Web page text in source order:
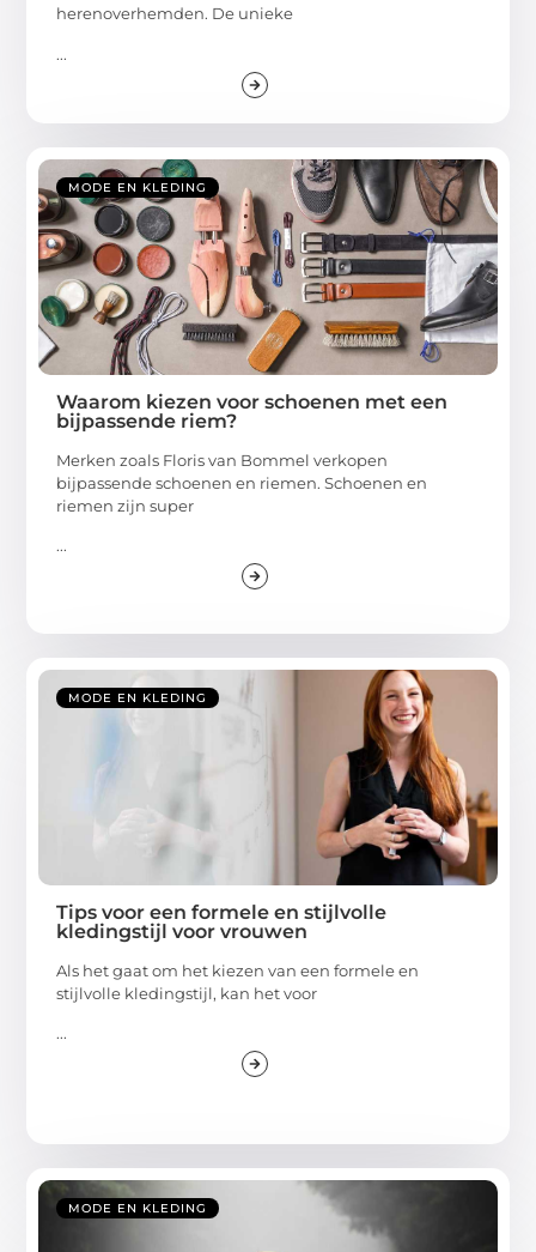
herenoverhemden. De unieke
...
MODE EN KLEDING
Waarom kiezen voor schoenen met een
bijpassende riem?
Merken zoals Floris van Bommel verkopen
bijpassende schoenen en riemen. Schoenen en
riemen zijn super
...
MODE EN KLEDING
Tips voor een formele en stijlvolle
kledingstijl voor vrouwen
Als het gaat om het kiezen van een formele en
stijlvolle kledingstijl, kan het voor
...
MODE EN KLEDING